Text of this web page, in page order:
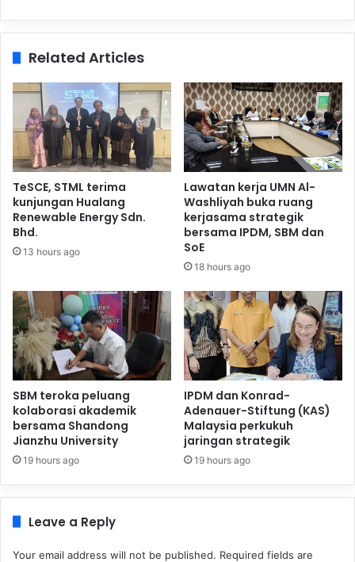
Related Articles
TeSCE, STML terima
kunjungan Hualang
Renewable Energy Sdn.
Bhd.
13 hours ago
Lawatan kerja UMN Al-
Washliyah buka ruang
kerjasama strategik
bersama IPDM, SBM dan
SoE
18 hours ago
SBM teroka peluang
kolaborasi akademik
bersama Shandong
Jianzhu University
19 hours ago
IPDM dan Konrad-
Adenauer-Stiftung (KAS)
Malaysia perkukuh
jaringan strategik
19 hours ago
Leave a Reply
Your email address will not be published. Required fields are